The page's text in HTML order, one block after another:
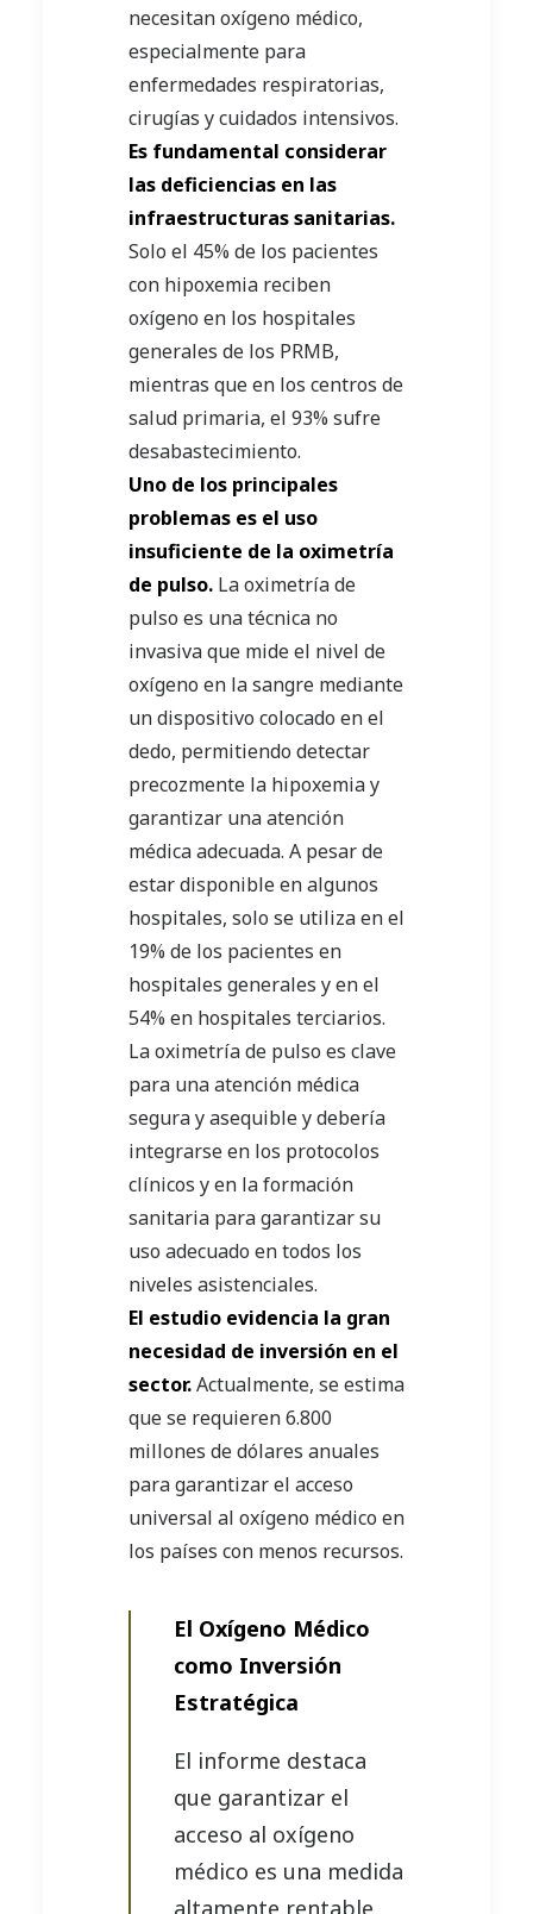
necesitan oxígeno médico,
especialmente para
enfermedades respiratorias,
cirugías y cuidados intensivos.
Es fundamental considerar
las deficiencias en las
infraestructuras sanitarias.
Solo el 45% de los pacientes
con hipoxemia reciben
oxígeno en los hospitales
generales de los PRMB,
mientras que en los centros de
salud primaria, el 93% sufre
desabastecimiento.
Uno de los principales
problemas es el uso
insuficiente de la oximetría
de pulso. La oximetría de
pulso es una técnica no
invasiva que mide el nivel de
oxígeno en la sangre mediante
un dispositivo colocado en el
dedo, permitiendo detectar
precozmente la hipoxemia y
garantizar una atención
médica adecuada. A pesar de
estar disponible en algunos
hospitales, solo se utiliza en el
19% de los pacientes en
hospitales generales y en el
54% en hospitales terciarios.
La oximetría de pulso es clave
para una atención médica
segura y asequible y debería
integrarse en los protocolos
clínicos y en la formación
sanitaria para garantizar su
uso adecuado en todos los
niveles asistenciales.
El estudio evidencia la gran
necesidad de inversión en el
sector.Actualmente, se estima
que se requieren 6.800
millones de dólares anuales
para garantizar el acceso
universal al oxígeno médico en
los países con menos recursos.
El Oxígeno Médico
como Inversión
Estratégica
El informe destaca
que garantizar el
acceso al oxígeno
médico es una medida
altamente rentable,